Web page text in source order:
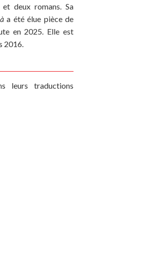
deux romans. Sa
a été élue pièce de
en 2025. Elle est
2016.
leurs traductions